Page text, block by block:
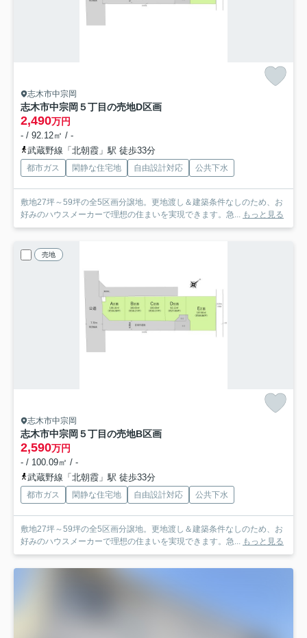
志木市中宗岡
志木市中宗岡５丁目の売地D区画
2,490万円
- / 92.12㎡ / -
武蔵野線「北朝霞」駅 徒歩33分
都市ガス 閑静な住宅地 自由設計対応 公共下水
敷地27坪～59坪の全5区画分譲地。更地渡し＆建築条件なしのため、お
好みのハウスメーカーで理想の住まいを実現できます。急... もっと見る
売地
志木市中宗岡
志木市中宗岡５丁目の売地B区画
2,590万円
- / 100.09㎡ / -
武蔵野線「北朝霞」駅 徒歩33分
都市ガス 閑静な住宅地 自由設計対応 公共下水
敷地27坪～59坪の全5区画分譲地。更地渡し＆建築条件なしのため、お
好みのハウスメーカーで理想の住まいを実現できます。急...
もっと見る